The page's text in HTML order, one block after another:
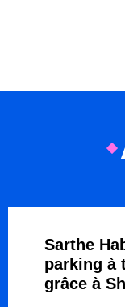
Sarthe
parking à
grâce à